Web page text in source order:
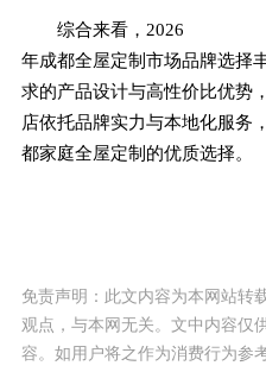
综合来看，2026
年成都全屋定制市场品牌选择
求的产品设计与高性价比优势
店依托品牌实力与本地化服务
都家庭全屋定制的优质选择。
免责声明：此文内容为本网站转
观点，与本网无关。文中内容仅
容。如用户将之作为消费行为参